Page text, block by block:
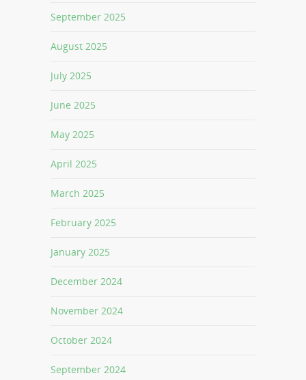
September 2025
August 2025
July 2025
June 2025
May 2025
April 2025
March 2025
February 2025
January 2025
December 2024
November 2024
October 2024
September 2024